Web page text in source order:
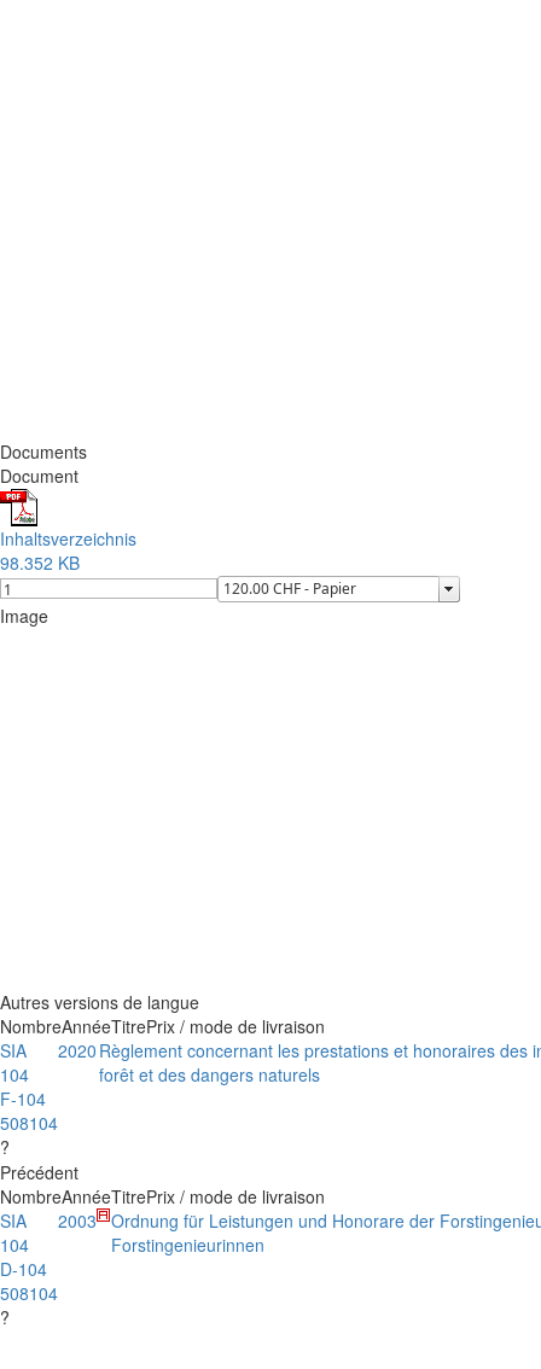
Documents
Document
Inhaltsverzeichnis
98.352 KB
Image
Autres versions de langue
NombreAnnéeTitrePrix / mode de livraison
SIA
104
F-104
508104
?
2020 Règlement concernant les prestations et honoraires des
forêt et des dangers naturels
Précédent
NombreAnnéeTitrePrix / mode de livraison
SIA
104
D-104
508104
?
2003
Ordnung für Leistungen und Honorare der
Forstingenieurinnen